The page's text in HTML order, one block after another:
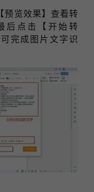
预览效果】查看转
后点击【开始转
完成图片文字识